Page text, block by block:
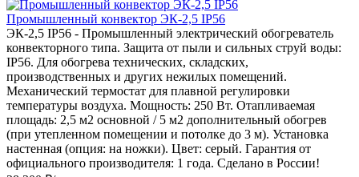
Промышленный конвектор ЭК-2,5 IP56
ЭК-2,5 IP56 - Промышленный электрический обогреватель
конвекторного типа. Защита от пыли и сильных струй воды:
IP56. Для обогрева технических, складских,
производственных и других нежилых помещений.
Механический термостат для плавной регулировки
температуры воздуха. Мощность: 250 Вт. Отапливаемая
площадь: 2,5 м2 основной / 5 м2 дополнительный обогрев
(при утепленном помещении и потолке до 3 м). Установка
настенная (опция: на ножки). Цвет: серый. Гарантия от
официального производителя: 1 года. Сделано в России!